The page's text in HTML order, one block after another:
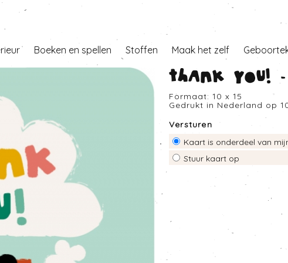
Boeken en spellen Stoffen Maak het zelf
Thank
Formaat: 10 x 15
Gedrukt in Nederland op
Versturen
Kaart is onderdeel van
Stuur kaart op